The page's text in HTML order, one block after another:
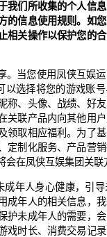
我们所收集的个人信
的信息使用规则。如
相关操作以保护您的
。当您使用凤侠互娱
以选择将您的游戏账
称、头像、战绩、好
关联产品内向其他用
领取相应福利。为了
定制化服务、产品营
会在凤侠互娱集团关联
成年人身心健康，引
成年人的相关信息，
护未成年人的需要，
戏时长、消费交易记